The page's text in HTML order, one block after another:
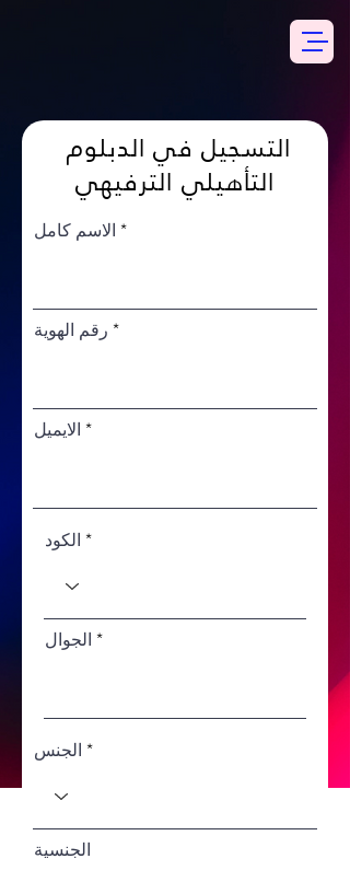
التأهيلي الترفيهي
الاسم كامل
رقم الهوية
الايميل
الكود
الجوال
الجنس
الجنسية